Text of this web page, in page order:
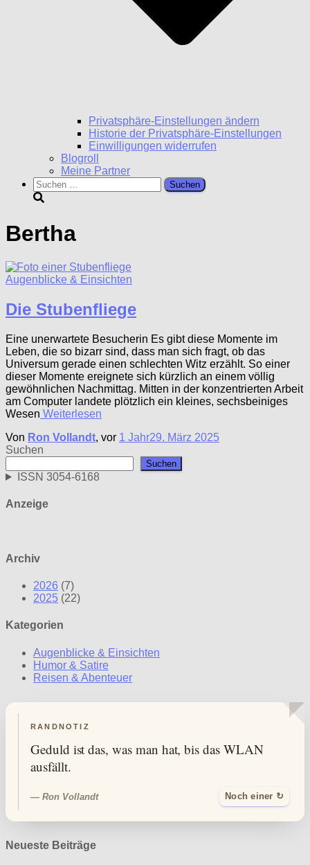
Privatsphäre-Einstellungen ändern
Historie der Privatsphäre-Einstellungen
Einwilligungen widerrufen
Blogroll
Meine Partner
Suchen
nach:
Bertha
Augenblicke & Einsichten
Die Stubenfliege
Eine unerwartete Besucherin Es gibt diese Momente im
Leben, die so bizarr sind, dass man sich fragt, ob das
Universum gerade einen schlechten Witz erzählt. So einer
dieser Momente ereignete sich kürzlich an einem völlig
gewöhnlichen Nachmittag. Mitten in der konzentrierten Arbeit
am Computer landete plötzlich ein kleines, sechsbeiniges
Wesen Weiterlesen
Von Ron Vollandt, vor 1 Jahr29. März 2025
Suchen
Suchen
ISSN 3054-6168
Anzeige
Archiv
2026 (7)
2025 (22)
Kategorien
Augenblicke & Einsichten
Humor & Satire
Reisen & Abenteuer
RANDNOTIZ
Geduld ist das, was man hat, bis das WLAN
ausfällt.
— Ron Vollandt Noch einer ↻
Neueste Beiträge